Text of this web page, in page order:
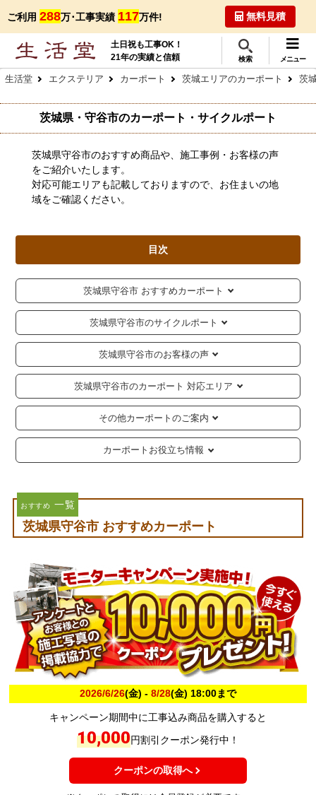
ご利用 288万･工事実績 117万件! 無料見積
土日祝も工事OK！
21年の実績と信頼
検索 メニュー
生活堂 エクステリア カーポート 茨城エリアのカーポート 茨
茨城県・守谷市のカーポート・サイクルポート
茨城県守谷市のおすすめ商品や、施工事例・お客様の声
をご紹介いたします。
対応可能エリアも記載しておりますので、お住まいの地
域をご確認ください。
目次
茨城県守谷市 おすすめカーポート
茨城県守谷市のサイクルポート
茨城県守谷市のお客様の声
茨城県守谷市のカーポート 対応エリア
その他カーポートのご案内
カーポートお役立ち情報
おすすめ 一覧
茨城県守谷市 おすすめカーポート
2026/6/26(金) - 8/28(金) 18:00まで
キャンペーン期間中に工事込み商品を購入すると
10,000円割引クーポン発行中！
クーポンの取得へ